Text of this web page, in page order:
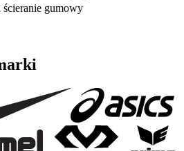
ścieranie gumowy